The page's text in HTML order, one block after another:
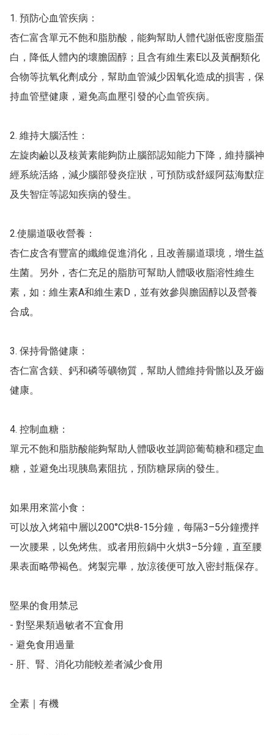
1. 預防心血管疾病：
杏仁富含單元不飽和脂肪酸，能夠幫助人體代謝低密度脂蛋
白，降低人體內的壞膽固醇；且含有維生素E以及黃酮類化
合物等抗氧化劑成分，幫助血管減少因氧化造成的損害，保
持血管壁健康，避免高血壓引發的心血管疾病。
2. 維持大腦活性：
左旋肉鹼以及核黃素能夠防止腦部認知能力下降，維持腦神
經系統活絡，減少腦部發炎症狀，可預防或舒緩阿茲海默症
及失智症等認知疾病的發生。
2.使腸道吸收營養：
杏仁皮含有豐富的纖維促進消化，且改善腸道環境，增生益
生菌。另外，杏仁充足的脂肪可幫助人體吸收脂溶性維生
素，如：維生素A和維生素D，並有效參與膽固醇以及營養
合成。
3. 保持骨骼健康：
杏仁富含鎂、鈣和磷等礦物質，幫助人體維持骨骼以及牙齒
健康。
4. 控制血糖：
單元不飽和脂肪酸能夠幫助人體吸收並調節葡萄糖和穩定血
糖，並避免出現胰島素阻抗，預防糖尿病的發生。
如果用來當小食：
可以放入烤箱中層以200°C烘8-15分鐘，每隔3–5分鐘攪拌
一次腰果，以免烤焦。或者用煎鍋中火烘3–5分鐘，直至腰
果表面略帶褐色。烤製完畢，放涼後便可放入密封瓶保存。
堅果的食用禁忌
- 對堅果類過敏者不宜食用
- 避免食用過量
- 肝、腎、消化功能較差者減少食用
全素｜有機